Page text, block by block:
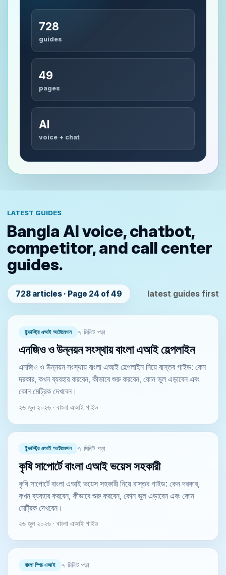
728
guides
49
pages
AI
voice + chat
LATEST GUIDES
Bangla AI voice, chatbot,
competitor, and call center
guides.
728 articles · Page 24 of 49 latest guides first
ইন্ডাস্ট্রি এআই অটোমেশন ৭ মিনিট পড়া
এনজিও ও উন্নয়ন সংস্থায় বাংলা এআই হেল্পলাইন
এনজিও ও উন্নয়ন সংস্থায় বাংলা এআই হেল্পলাইন নিয়ে বাস্তব গাইড: কেন
দরকার, কখন ব্যবহার করবেন, কীভাবে শুরু করবেন, কোন ভুল এড়াবেন এবং
কোন মেট্রিক দেখবেন।
২৬ জুন ২০২৬ · বাংলা এআই গাইড
ইন্ডাস্ট্রি এআই অটোমেশন ৭ মিনিট পড়া
কৃষি সাপোর্টে বাংলা এআই ভয়েস সহকারী
কৃষি সাপোর্টে বাংলা এআই ভয়েস সহকারী নিয়ে বাস্তব গাইড: কেন দরকার,
কখন ব্যবহার করবেন, কীভাবে শুরু করবেন, কোন ভুল এড়াবেন এবং কোন
মেট্রিক দেখবেন।
২৬ জুন ২০২৬ · বাংলা এআই গাইড
বাংলা স্পিচ এআই ৭ মিনিট পড়া